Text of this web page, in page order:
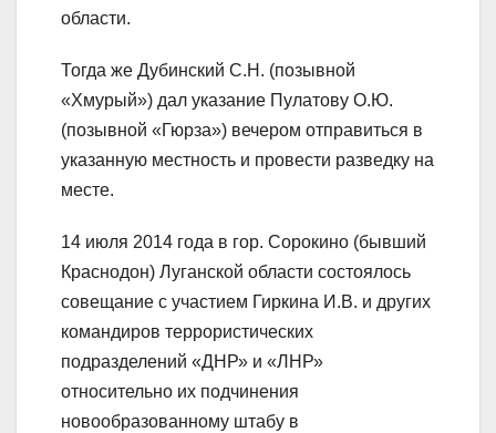
области.
Тогда же Дубинский С.Н. (позывной
«Хмурый») дал указание Пулатову О.Ю.
(позывной «Гюрза») вечером отправиться в
указанную местность и провести разведку на
месте.
14 июля 2014 года в гор. Сорокино (бывший
Краснодон) Луганской области состоялось
совещание с участием Гиркина И.В. и других
командиров террористических
подразделений «ДНР» и «ЛНР»
относительно их подчинения
новообразованному штабу в